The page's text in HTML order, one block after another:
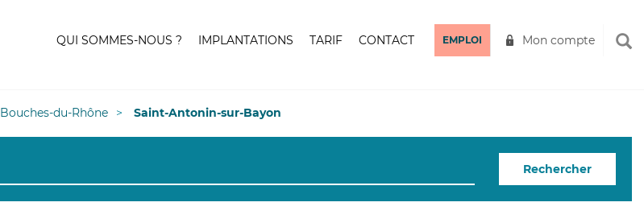
QUI SOMMES-NOUS ? IMPLANTATIONS TARIF CONTACT EMPLOI Mon compte
Bouches-du-Rhône Saint-Antonin-sur-Bayon
Rechercher